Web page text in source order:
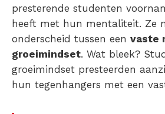
presterende studenten
heeft met hun mentaliteit. Ze
onderscheid tussen een vaste
groeimindset. Wat bleek?
groeimindset presteerden
hun tegenhangers met een